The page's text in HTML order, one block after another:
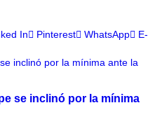
In Pinterest WhatsApp
E-
se inclinó por la mínima